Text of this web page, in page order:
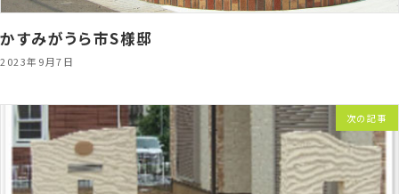
かすみがうら市S様邸
2023年9月7日
次の記事